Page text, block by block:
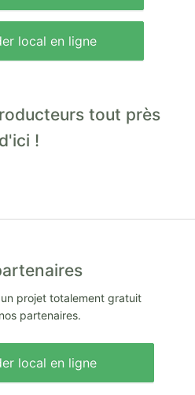
local en ligne
tout près
d'ici !
projet totalement gratuit
partenaires.
local en ligne